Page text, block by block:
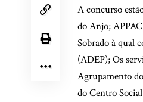
A concurso
do Anjo;
Sobrado à qual
(ADEP); Os
Agrupamento
do Centro